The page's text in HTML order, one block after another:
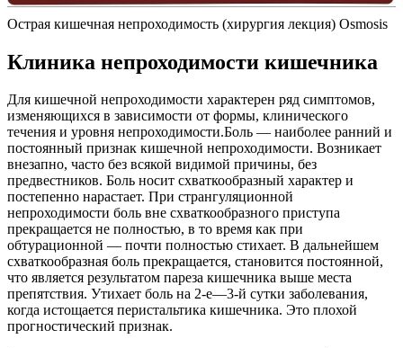
Острая кишечная непроходимость (хирургия лекция) Osmosis
Клиника непроходимости кишечника
Для кишечной непроходимости характерен ряд симптомов,
изменяющихся в зависимости от формы, клинического
течения и уровня непроходимости.Боль — наиболее ранний и
постоянный признак кишечной непроходимости. Возникает
внезапно, часто без всякой видимой причины, без
предвестников. Боль носит схваткообразный характер и
постепенно нарастает. При странгуляционной
непроходимости боль вне схваткообразного приступа
прекращается не полностью, в то время как при
обтурационной — почти полностью стихает. В дальнейшем
схваткообразная боль прекращается, становится постоянной,
что является результатом пареза кишечника выше места
препятствия. Утихает боль на 2-е—3-й сутки заболевания,
когда истощается перистальтика кишечника. Это плохой
прогностический признак.